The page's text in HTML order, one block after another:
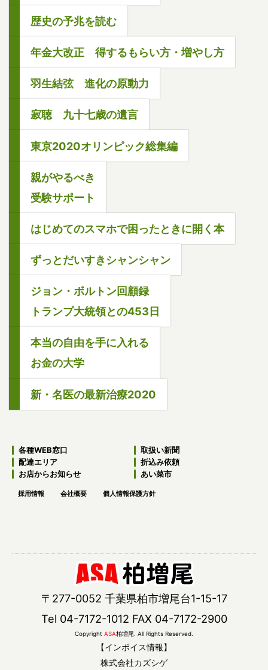
歴史の予兆を読む
年金大改正 得するもらい方・増やし方
羽生結弦 進化の原動力
寂聴 九十七歳の遺言
東京2020オリンピック総集編
親がやるべき
受験サポート
はじめてのスマホで困ったときに開く本
ずっとだいすきシャンシャン
ジョン・ボルトン回顧録
トランプ大統領との453日
本当の自由を手に入れる
お金の大学
新・名医の最新治療2020
各種WEB窓口
取扱い新聞
配達エリア
折込み依頼
お店からお知らせ
あい菜市
採用情報 会社概要 個人情報保護方針
〒277-0052 千葉県柏市増尾台1-15-17
Tel 04-7172-1012 FAX 04-7172-2900
Copyright ASA柏増尾. All Rights Reserved.
【インボイス情報】
株式会社カズシゲ